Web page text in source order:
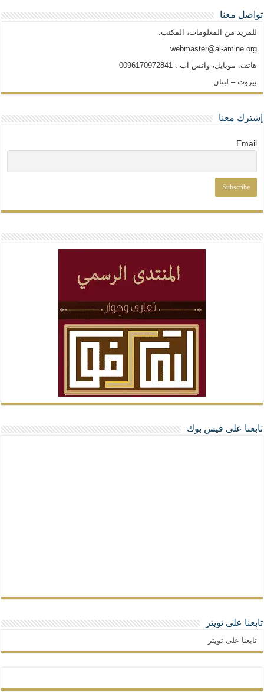
تواصل معنا
للمزيد من المعلومات، المكتب:
webmaster@al-amine.org
هاتف: موبايل، واتس آب : 0096170972841
بيروت – لبنان
إشترك معنا
Email
تابعنا على فيس بوك
تابعنا على تويتر
تابعنا على تويتر